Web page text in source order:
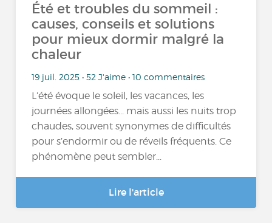
Été et troubles du sommeil :
causes, conseils et solutions
pour mieux dormir malgré la
chaleur
19 juil. 2025 • 52 J'aime • 10 commentaires
L’été évoque le soleil, les vacances, les
journées allongées... mais aussi les nuits trop
chaudes, souvent synonymes de difficultés
pour s’endormir ou de réveils fréquents. Ce
phénomène peut sembler...
Lire l'article